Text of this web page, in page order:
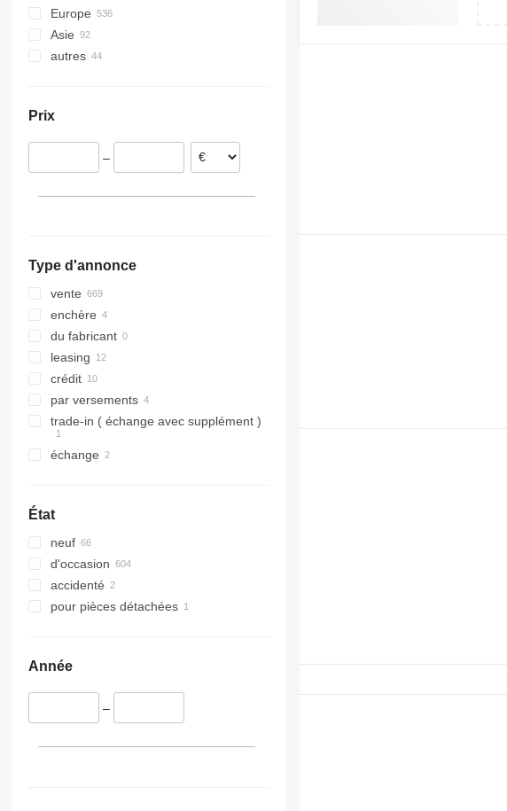
Europe
Pays-Bas
Royaume-Uni
Italie
Asie
Chine
autres
Prix
–
Type d'annonce
vente
enchère
du fabricant
leasing
crédit
par versements
trade-in ( échange avec supplément )
échange
État
neuf
d'occasion
accidenté
pour pièces détachées
Année
–